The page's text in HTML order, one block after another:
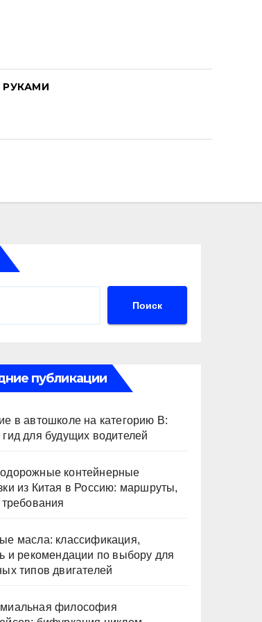
Поиск
публикации
в автошколе на категорию В:
для будущих водителей
контейнерные
из Китая в Россию: маршруты,
масла: классификация,
и рекомендации по выбору для
типов двигателей
философия